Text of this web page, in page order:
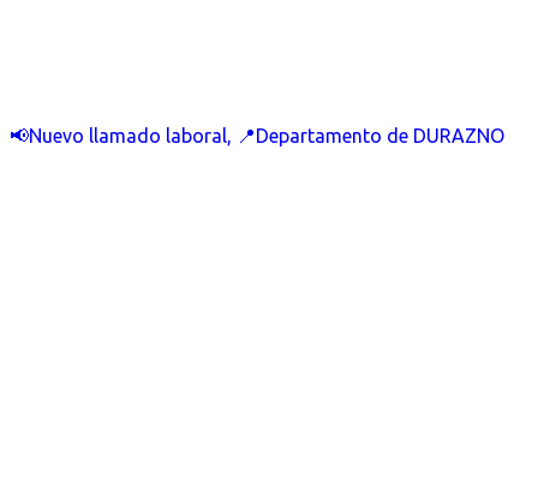
📢Nuevo llamado laboral, 📍Departamento de DURAZNO